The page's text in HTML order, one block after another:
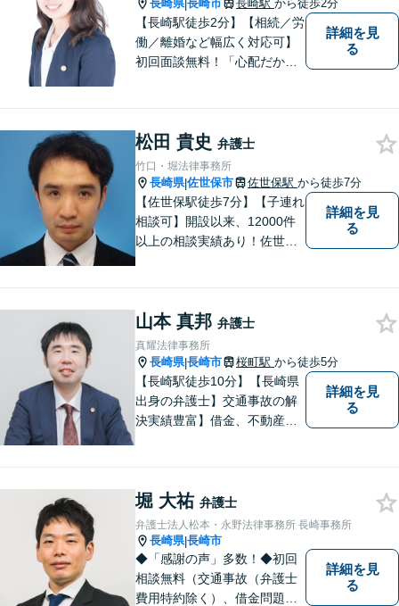
長崎県|長崎市 長崎駅 から徒歩2分
【長崎駅徒歩2分】【相続／労
働／離婚など幅広く対応可】
初回面談無料！「心配だから
い。各種専門家と連携し、ス
ムーズな解決を目指します。
詳細を見
る
松田 貴史 弁護士
竹口・堀法律事務所
長崎県|佐世保市 佐世保駅 から徒歩7分
【佐世保駅徒歩7分】【子連れ
相談可】開設以来、12000件
以上の相談実績あり！佐世保
題・企業法務等、お困りごと
はなんでもご相談ください。
【他士業連携】
詳細を見
る
山本 真邦 弁護士
真耀法律事務所
長崎県|長崎市 桜町駅 から徒歩5分
【長崎駅徒歩10分】【長崎県
出身の弁護士】交通事故の解
決実績豊富】借金、不動産、
い、解決まで二人三脚でサポ
ートします。◆近隣駐車場あ
り
詳細を見
る
堀 大祐 弁護士
弁護士法人松本・永野法律事務所 長崎事務所
長崎県|長崎市
◆「感謝の声」多数！◆初回
相談無料（交通事故（弁護士
費用特約除く）、借金問題、
詳細を見
る